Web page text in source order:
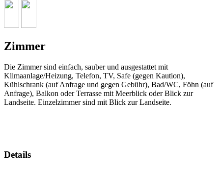
Zimmer
Die Zimmer sind einfach, sauber und ausgestattet mit
Klimaanlage/Heizung, Telefon, TV, Safe (gegen Kaution),
Kühlschrank (auf Anfrage und gegen Gebühr), Bad/WC, Föhn (auf
Anfrage), Balkon oder Terrasse mit Meerblick oder Blick zur
Landseite. Einzelzimmer sind mit Blick zur Landseite.
Details